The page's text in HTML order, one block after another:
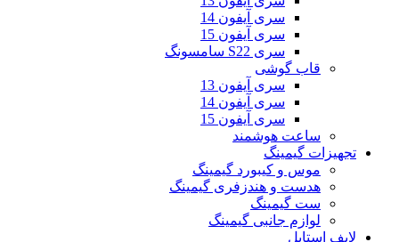
سری آیفون 14
سری آیفون 15
سری S22 سامسونگ
قاب گوشی
سری آیفون 13
سری آیفون 14
سری آیفون 15
ساعت هوشمند
تجهیزات گیمینگ
موس و کیبورد گیمینگ
هدست و هندزفری گیمینگ
ست گیمینگ
لوازم جانبی گیمینگ
لایف استایل